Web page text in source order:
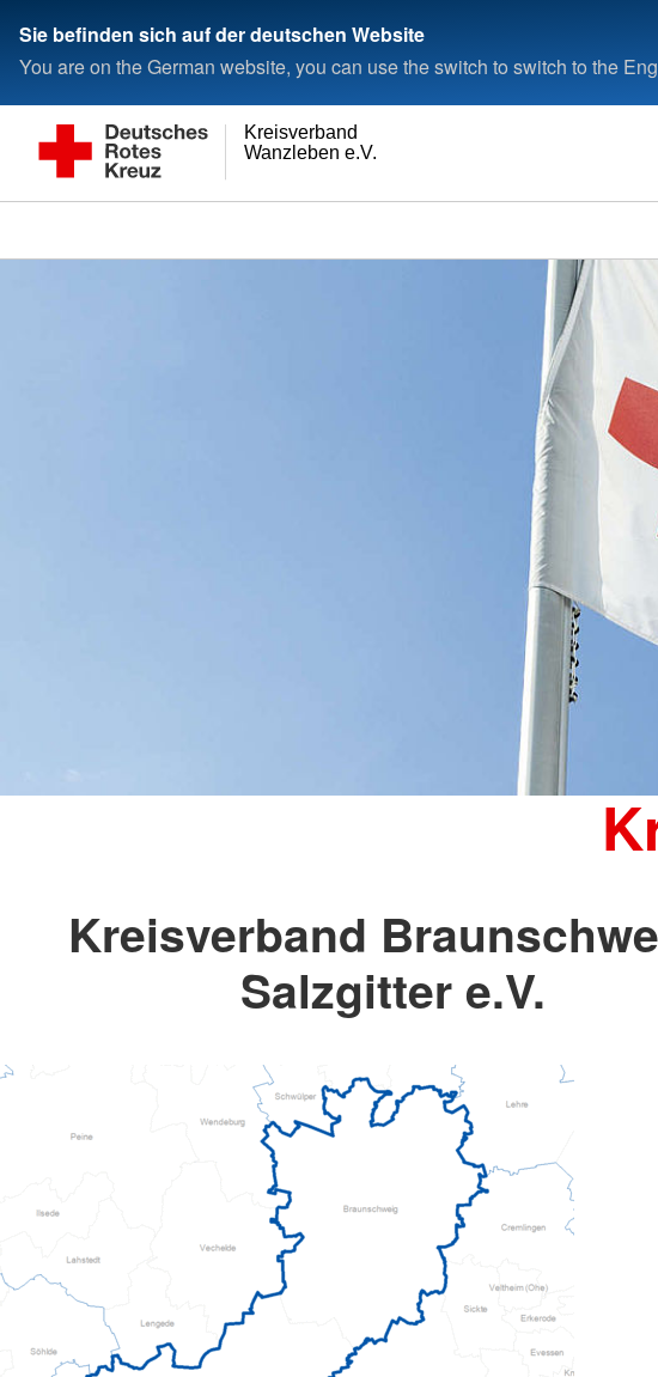
Sie befinden sich auf der deutschen Website
You are on the German website, you can use the switch to switch to the
Wanzleben e.V.
Kreisverband
Kreisverband
Salzgitter e.V.